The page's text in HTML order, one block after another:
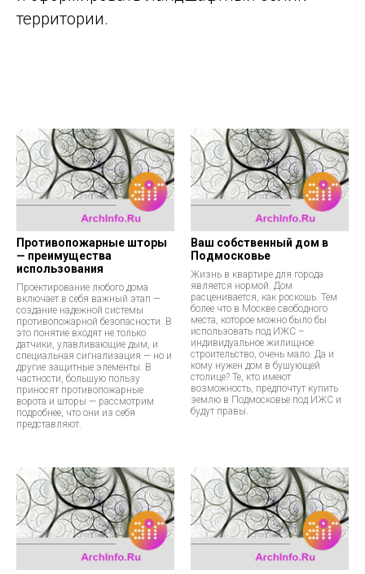
территории.
Противопожарные шторы
— преимущества
использования
Проектирование любого дома
включает в себя важный этап —
создание надежной системы
противопожарной безопасности. В
это понятие входят не только
датчики, улавливающие дым, и
специальная сигнализация — но и
другие защитные элементы. В
частности, большую пользу
приносят противопожарные
ворота и шторы — рассмотрим
подробнее, что они из себя
представляют.
Ваш собственный дом в
Подмосковье
Жизнь в квартире для города
является нормой. Дом
расценивается, как роскошь. Тем
более что в Москве свободного
места, которое можно было бы
использовать под ИЖС –
индивидуальное жилищное
строительство, очень мало. Да и
кому нужен дом в бушующей
столице? Те, кто имеют
возможность, предпочтут купить
землю в Подмосковье под ИЖС и
будут правы.